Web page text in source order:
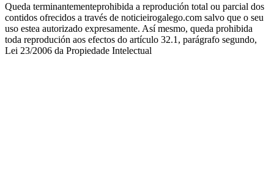
Queda terminantementeprohibida a reprodución total ou parcial dos
contidos ofrecidos a través de noticieirogalego.com salvo que o seu
uso estea autorizado expresamente. Así mesmo, queda prohibida
toda reprodución aos efectos do artículo 32.1, parágrafo segundo,
Lei 23/2006 da Propiedade Intelectual